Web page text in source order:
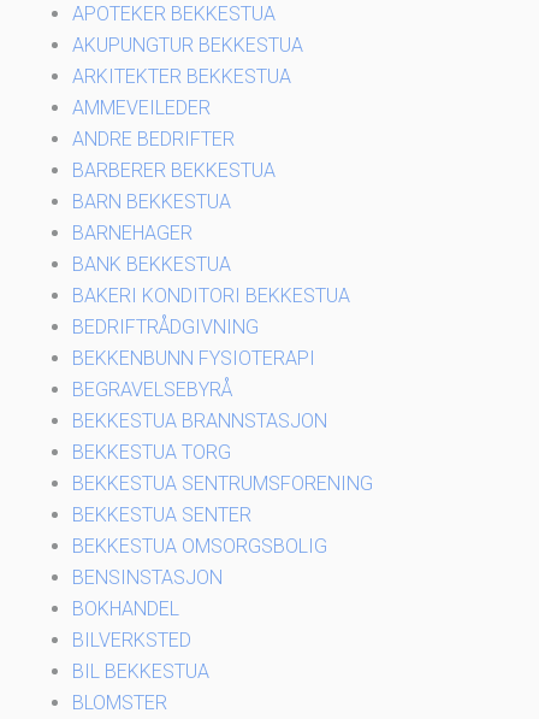
APOTEKER BEKKESTUA
AKUPUNGTUR BEKKESTUA
ARKITEKTER BEKKESTUA
AMMEVEILEDER
ANDRE BEDRIFTER
BARBERER BEKKESTUA
BARN BEKKESTUA
BARNEHAGER
BANK BEKKESTUA
BAKERI KONDITORI BEKKESTUA
BEDRIFTRÅDGIVNING
BEKKENBUNN FYSIOTERAPI
BEGRAVELSEBYRÅ
BEKKESTUA BRANNSTASJON
BEKKESTUA TORG
BEKKESTUA SENTRUMSFORENING
BEKKESTUA SENTER
BEKKESTUA OMSORGSBOLIG
BENSINSTASJON
BOKHANDEL
BILVERKSTED
BIL BEKKESTUA
BLOMSTER